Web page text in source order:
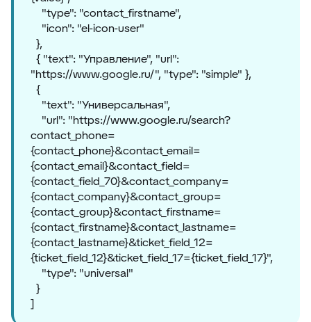
"type": "contact_firstname",
"icon": "el-icon-user"
},
{ "text": "Управление", "url":
"https://www.google.ru/", "type": "simple" },
{
"text": "Универсальная",
"url": "https://www.google.ru/search?
contact_phone=
{contact_phone}&contact_email=
{contact_email}&contact_field=
{contact_field_70}&contact_company=
{contact_company}&contact_group=
{contact_group}&contact_firstname=
{contact_firstname}&contact_lastname=
{contact_lastname}&ticket_field_12=
{ticket_field_12}&ticket_field_17={ticket_field_17}",
"type": "universal"
}
]